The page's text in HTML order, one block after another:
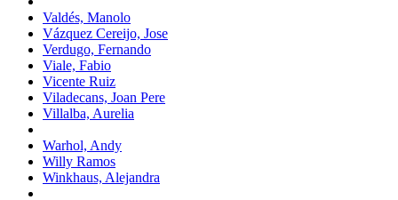
Valdés, Manolo
Vázquez Cereijo, Jose
Verdugo, Fernando
Viale, Fabio
Vicente Ruiz
Viladecans, Joan Pere
Villalba, Aurelia
Warhol, Andy
Willy Ramos
Winkhaus, Alejandra